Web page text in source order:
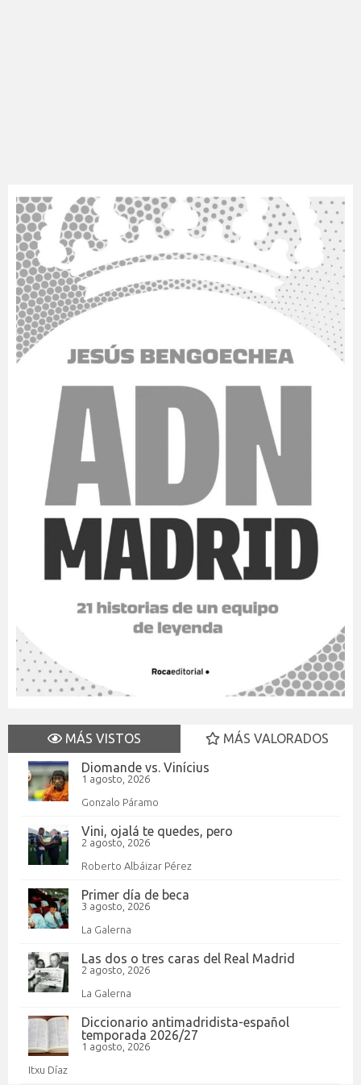
MÁS VISTOS
MÁS VALORADOS
Diomande vs. Vinícius
1 agosto, 2026
Gonzalo Páramo
Vini, ojalá te quedes, pero
2 agosto, 2026
Roberto Albáizar Pérez
Primer día de beca
3 agosto, 2026
La Galerna
Las dos o tres caras del Real Madrid
2 agosto, 2026
La Galerna
Diccionario antimadridista-español
temporada 2026/27
1 agosto, 2026
Itxu Díaz